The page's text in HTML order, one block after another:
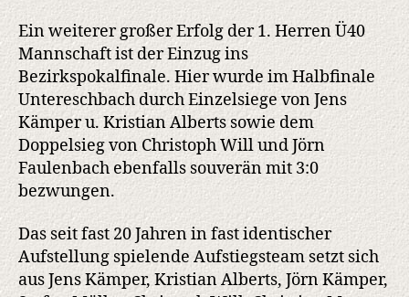
Ein weiterer großer Erfolg der 1. Herren Ü40
Mannschaft ist der Einzug ins
Bezirkspokalfinale. Hier wurde im Halbfinale
Untereschbach durch Einzelsiege von Jens
Kämper u. Kristian Alberts sowie dem
Doppelsieg von Christoph Will und Jörn
Faulenbach ebenfalls souverän mit 3:0
bezwungen.
Das seit fast 20 Jahren in fast identischer
Aufstellung spielende Aufstiegsteam setzt sich
aus Jens Kämper, Kristian Alberts, Jörn Kämper,